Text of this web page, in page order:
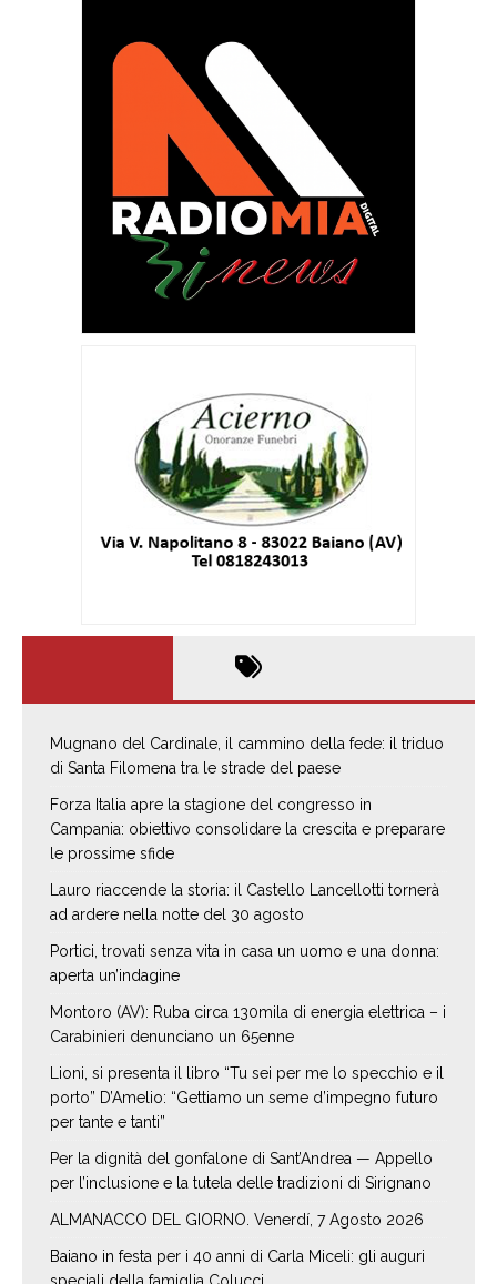
Mugnano del Cardinale, il cammino della fede: il triduo
di Santa Filomena tra le strade del paese
Forza Italia apre la stagione del congresso in
Campania: obiettivo consolidare la crescita e preparare
le prossime sfide
Lauro riaccende la storia: il Castello Lancellotti tornerà
ad ardere nella notte del 30 agosto
Portici, trovati senza vita in casa un uomo e una donna:
aperta un’indagine
Montoro (AV): Ruba circa 130mila di energia elettrica – i
Carabinieri denunciano un 65enne
Lioni, si presenta il libro “Tu sei per me lo specchio e il
porto” D’Amelio: “Gettiamo un seme d’impegno futuro
per tante e tanti”
Per la dignità del gonfalone di Sant’Andrea — Appello
per l’inclusione e la tutela delle tradizioni di Sirignano
ALMANACCO DEL GIORNO. Venerdí, 7 Agosto 2026
Baiano in festa per i 40 anni di Carla Miceli: gli auguri